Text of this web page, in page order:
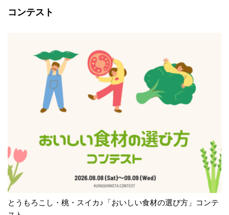
コンテスト
とうもろこし・桃・スイカ♪「おいしい食材の選び方」コンテ